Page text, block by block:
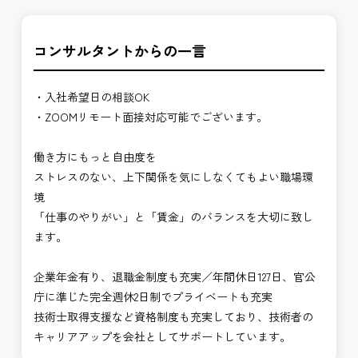
コンサルタントからの一言
・入社希望日の相談OK
・ZOOMリモート面接対応可能でございます。
働き方にもっと自由度を
ストレスのない、上下関係を気にしなくてもよい職場環
境
「仕事のやりがい」と「賃金」のバランスを大切に致し
ます。
企業年金有り、退職金制度も充実／年間休日127日、官公
庁に準じた完全週休2日制でプライベートも充実
技術士取得支援など資格制度も充実しており、技術者の
キャリアアップを会社としてサポートしています。